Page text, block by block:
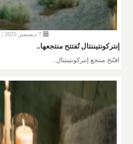
إنتركونتيننتال تُفتتح منتجعها..
افتُتح منتجع إنتركونتيننتال..